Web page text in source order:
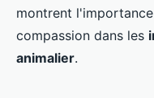
montrent
compassion dans les
animalier.